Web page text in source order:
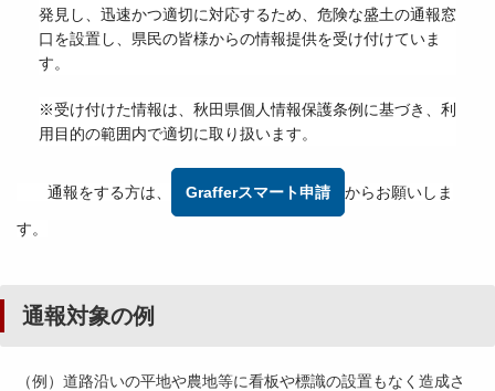
発見し、迅速かつ適切に対応するため、危険な盛土の通報窓
口を設置し、県民の皆様からの情報提供を受け付けていま
す。
※受け付けた情報は、秋田県個人情報保護条例に基づき、利
用目的の範囲内で適切に取り扱います。
通報をする方は、 Grafferスマート申請 からお願いしま
す。
通報対象の例
（例）道路沿いの平地や農地等に看板や標識の設置もなく造成さ